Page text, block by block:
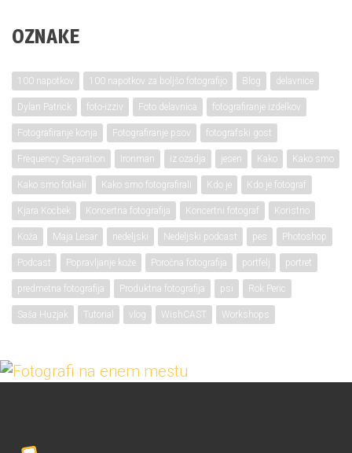
OZNAKE
100 napotkov 100 napotkov za boljšo fotografijo Blog delavnice
Dylan Patrick foto-izziv Foto delavnica fotografiranje izdelkov
Fotografiranje konja Fotografiranje psov fotografski gost
Frequency Separation Ironman iz ozadja jesen Kako Kako smo
Kako smo fotkali Kako smo fotografirali Kdo je Kdo je fotograf
Kjara Kocbek Koncertna fotografija Koncertni fotograf Koristno
Koža Maja Lesar nedeljski Nedeljski podcast pes Photoshop
Podcast Popravljanje kože Poročna fotografija portfelj portret
predmetna fotografija Produktna fotografija psi Rok Peric
Saša Huzjak Tutorial vlog WishCAST Workshops